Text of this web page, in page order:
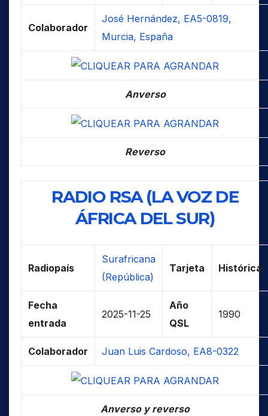
Colaborador
José Hernández, EA5-0819,
Murcia, España
Anverso
Reverso
RADIO RSA (LA VOZ DE
ÁFRICA DEL SUR)
Radiopaís
Surafricana
(República)
Tarjeta Histórica
Fecha
entrada
2025-11-25
Año
QSL
1990
Colaborador Juan Luis Cardoso, EA8-0322
Anverso y reverso